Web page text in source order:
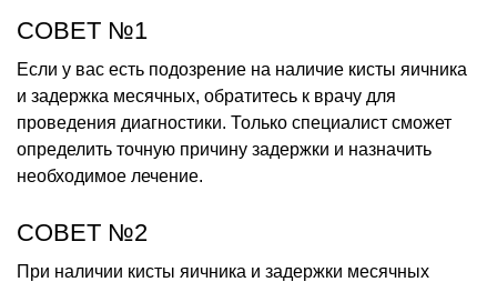
СОВЕТ №1
Если у вас есть подозрение на наличие кисты яичника
и задержка месячных, обратитесь к врачу для
проведения диагностики. Только специалист сможет
определить точную причину задержки и назначить
необходимое лечение.
СОВЕТ №2
При наличии кисты яичника и задержки месячных